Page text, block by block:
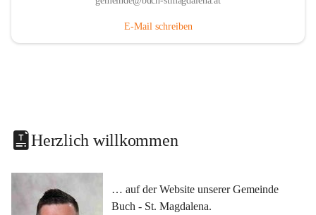
E-Mail schreiben
Herzlich willkommen
… auf der Website unserer Gemeinde
Buch - St. Magdalena.